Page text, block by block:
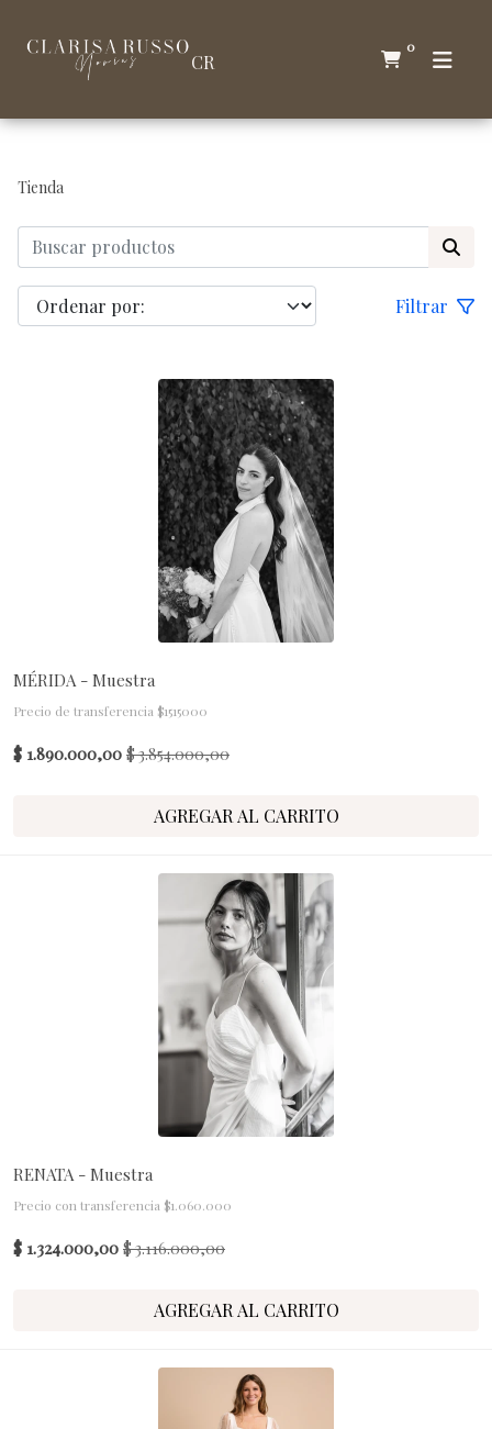
CR
0
Tienda
Filtrar
MÉRIDA - Muestra
Precio de transferencia $1515000
$ 1.890.000,00 $ 3.854.000,00
AGREGAR AL CARRITO
RENATA - Muestra
Precio con transferencia $1.060.000
$ 1.324.000,00 $ 3.116.000,00
AGREGAR AL CARRITO